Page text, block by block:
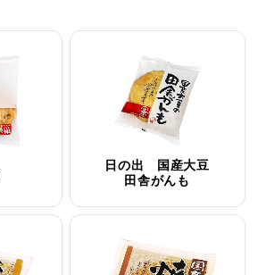
日の出 国産大豆
田舎がんも